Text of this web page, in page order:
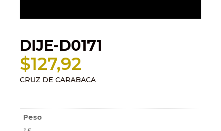
DIJE-D0171
$127,92
CRUZ DE CARABACA
Peso